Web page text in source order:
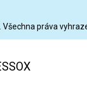
. Všechna práva